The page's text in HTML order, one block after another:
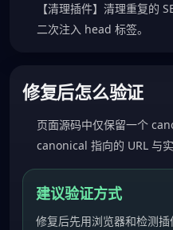
【清理插件】清理重复的
二次注入 head 标签。
修复后怎么验证
页面源码中仅保留一个
canonical 指向的 URL 与
建议验证方式
修复后先用浏览器和检测